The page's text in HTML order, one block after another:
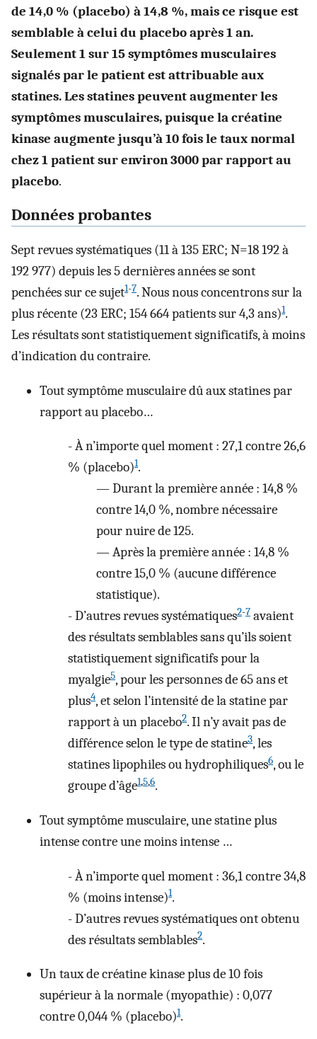
de 14,0 % (placebo) à 14,8 %, mais ce risque est
semblable à celui du placebo après 1 an.
Seulement 1 sur 15 symptômes musculaires
signalés par le patient est attribuable aux
statines. Les statines peuvent augmenter les
symptômes musculaires, puisque la créatine
kinase augmente jusqu’à 10 fois le taux normal
chez 1 patient sur environ 3000 par rapport au
placebo.
Données probantes
Sept revues systématiques (11 à 135 ERC; N=18 192 à
192 977) depuis les 5 dernières années se sont
penchées sur ce sujet1-7. Nous nous concentrons sur la
plus récente (23 ERC; 154 664 patients sur 4,3 ans)1.
Les résultats sont statistiquement significatifs, à moins
d’indication du contraire.
Tout symptôme musculaire dû aux statines par
rapport au placebo…
-À n’importe quel moment : 27,1 contre 26,6
% (placebo)1.
—Durant la première année : 14,8 %
contre 14,0 %, nombre nécessaire
pour nuire de 125.
—Après la première année : 14,8 %
contre 15,0 % (aucune différence
statistique).
-D’autres revues systématiques2-7avaient
des résultats semblables sans qu’ils soient
statistiquement significatifs pour la
myalgie5, pour les personnes de 65 ans et
plus4, et selon l’intensité de la statine par
rapport à un placebo2. Il n’y avait pas de
différence selon le type de statine3, les
statines lipophiles ou hydrophiliques6, ou le
groupe d’âge1,5,6.
Tout symptôme musculaire, une statine plus
intense contre une moins intense …
-À n’importe quel moment : 36,1 contre 34,8
% (moins intense)1.
-D’autres revues systématiques ont obtenu
des résultats semblables2.
Un taux de créatine kinase plus de 10 fois
supérieur à la normale (myopathie) : 0,077
contre 0,044 % (placebo)1.